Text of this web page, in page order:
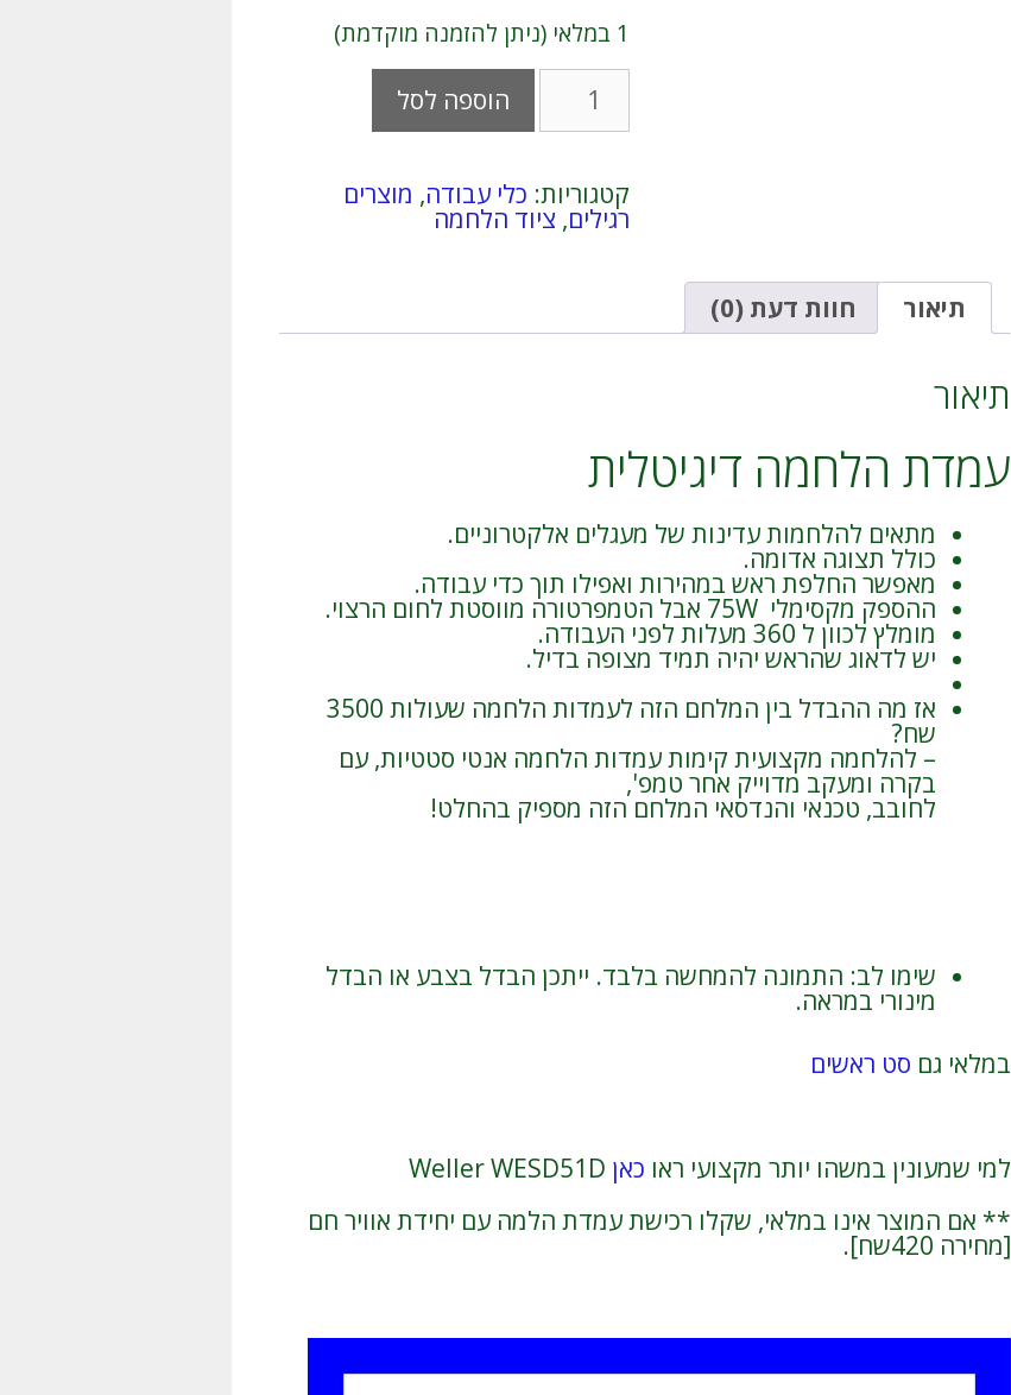
1 במלאי (ניתן להזמנה מוקדמת)
כמות
עמדת
תצוגה
דיגיטלית
+
עם
הוספה לסל
t
r
n
e
קטגוריות: כלי עבודה, מוצרים
רגילים, ציוד הלחמה
תיאור חוות דעת (0)
תיאור
עמדת הלחמה דיגיטלית
מתאים להלחמות עדינות של מעגלים אלקטרוניים.
כולל תצוגה אדומה.
מאפשר החלפת ראש במהירות ואפילו תוך כדי עבודה.
ההספק מקסימלי 75W אבל הטמפרטורה מווסטת לחום הרצוי.
מומלץ לכוון ל 360 מעלות לפני העבודה.
יש לדאוג שהראש יהיה תמיד מצופה בדיל.
אז מה ההבדל בין המלחם הזה לעמדות הלחמה שעולות 3500
שח?
– להלחמה מקצועית קימות עמדות הלחמה אנטי סטטיות, עם
בקרה ומעקב מדוייק אחר טמפ',
לחובב, טכנאי והנדסאי המלחם הזה מספיק בהחלט!
שימו לב: התמונה להמחשה בלבד. ייתכן הבדל בצבע או הבדל
מינורי במראה.
במלאי גם סט ראשים
למי שמעונין במשהו יותר מקצועי ראו כאן
** אם המוצר אינו במלאי, שקלו רכישת עמדת הלמה עם יחידת אוויר חם
[מחירה 420שח].